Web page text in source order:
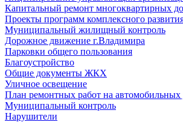
Капитальный ремонт многоквартирных
Проекты программ комплексного
Муниципальный жилищный контроль
Дорожное движение г.Владимира
Парковки общего пользования
Благоустройство
Общие документы ЖКХ
Уличное освещение
План ремонтных работ на автомобильных
Муниципальный контроль
Нарушители